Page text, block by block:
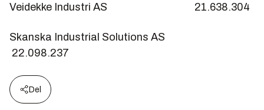
Veidekke Industri AS 21.638.304
Skanska Industrial Solutions AS
22.098.237
Del